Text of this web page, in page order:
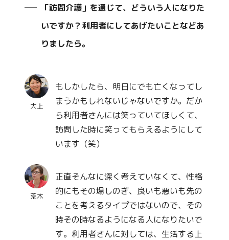
「訪問介護」を通じて、どういう人になりた
いですか？利用者にしてあげたいことなどあ
りましたら。
大上
もしかしたら、明日にでも亡くなってし
まうかもしれないじゃないですか。だか
ら利用者さんには笑っていてほしくて、
訪問した時に笑ってもらえるようにして
います（笑）
荒木
正直そんなに深く考えていなくて、性格
的にもその場しのぎ、良いも悪いも先の
ことを考えるタイプではないので、その
時その時なるようになる人になりたいで
す。利用者さんに対しては、生活する上